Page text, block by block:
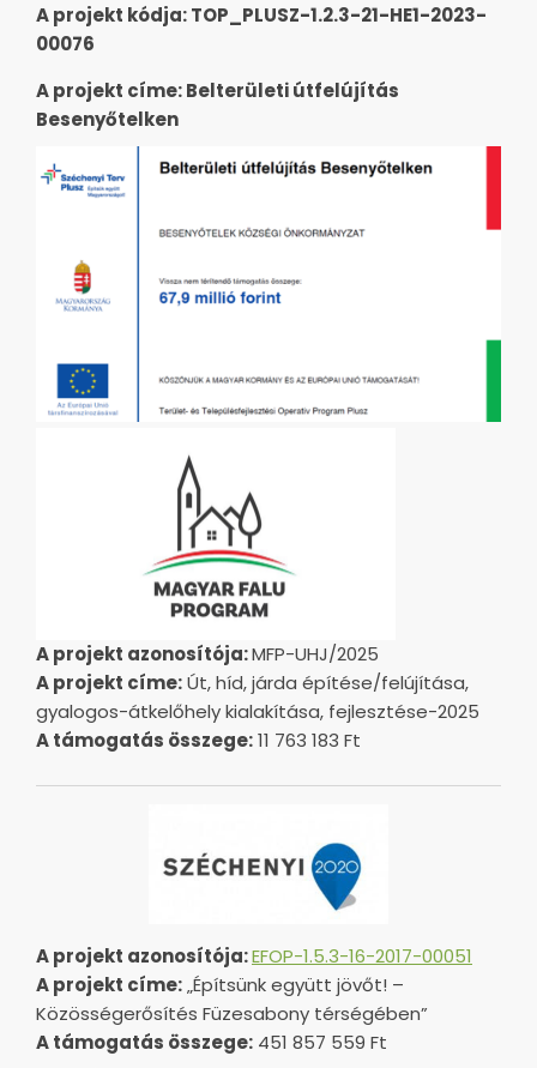
A projekt kódja: TOP_PLUSZ-1.2.3-21-HE1-2023-
00076
A projekt címe: Belterületi útfelújítás
Besenyőtelken
A projekt azonosítója:MFP-UHJ/2025
A projekt címe:Út, híd, járda építése/felújítása,
gyalogos-átkelőhely kialakítása, fejlesztése-2025
A támogatás összege:11 763 183 Ft
A projekt azonosítója:EFOP-1.5.3-16-2017-00051
A projekt címe:„Építsünk együtt jövőt! –
Közösségerősítés Füzesabony térségében”
A támogatás összege: 451 857 559 Ft